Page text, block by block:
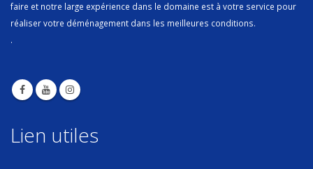
faire et notre large expérience dans le domaine est à votre service pour
réaliser votre déménagement dans les meilleures conditions.
.
Lien utiles